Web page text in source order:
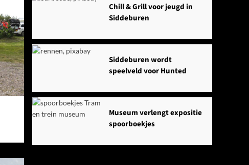
Chill & Grill voor jeugd in
Siddeburen
Siddeburen wordt
speelveld voor Hunted
Museum verlengt expositie
spoorboekjes